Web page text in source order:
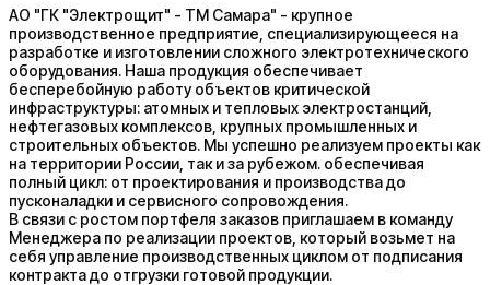
АО "ГК "Электрощит" - ТМ Самара" - крупное
производственное предприятие, специализирующееся на
разработке и изготовлении сложного электротехнического
оборудования. Наша продукция обеспечивает
бесперебойную работу объектов критической
инфраструктуры: атомных и тепловых электростанций,
нефтегазовых комплексов, крупных промышленных и
строительных объектов. Мы успешно реализуем проекты как
на территории России, так и за рубежом. обеспечивая
полный цикл: от проектирования и производства до
пусконаладки и сервисного сопровождения.
В связи с ростом портфеля заказов приглашаем в команду
Менеджера по реализации проектов, который возьмет на
себя​​​​​​​ управление производственных циклом от подписания
контракта до отгрузки готовой продукции.